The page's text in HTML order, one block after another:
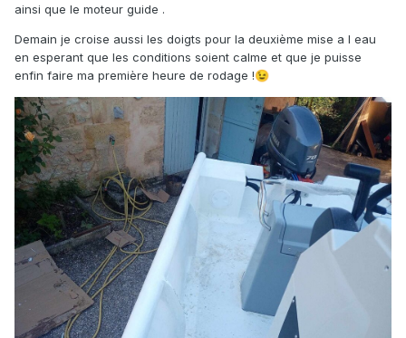
ainsi que le moteur guide .
Demain je croise aussi les doigts pour la deuxième mise a l eau
en esperant que les conditions soient calme et que je puisse
enfin faire ma première heure de rodage !😉